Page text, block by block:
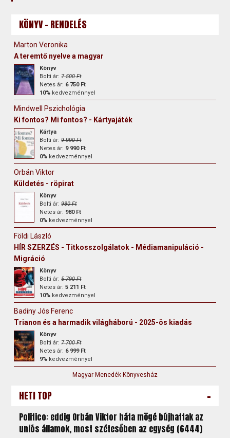
KÖNYV - RENDELÉS
Marton Veronika
A teremtő nyelve a magyar
Könyv
Bolti ár:7 500 Ft
Netes ár: 6 750 Ft
10% kedvezménnyel
Mindwell Pszichológia
Ki fontos? Mi fontos? - Kártyajáték
Kártya
Bolti ár:9 990 Ft
Netes ár: 9 990 Ft
0% kedvezménnyel
Orbán Viktor
Küldetés - röpirat
Könyv
Bolti ár:980 Ft
Netes ár: 980 Ft
0% kedvezménnyel
Földi László
HÍR SZERZÉS - Titkosszolgálatok - Médiamanipuláció -
Migráció
Könyv
Bolti ár:5 790 Ft
Netes ár:5 211 Ft
10% kedvezménnyel
Badiny Jós Ferenc
Trianon és a harmadik világháború - 2025-ös kiadás
Könyv
Bolti ár:7 700 Ft
Netes ár: 6 999 Ft
9% kedvezménnyel
Magyar Menedék Könyvesház
HETI TOP -
Politico: eddig Orbán Viktor háta mögé bújhattak az
uniós államok, most szétesőben az egység (6444)